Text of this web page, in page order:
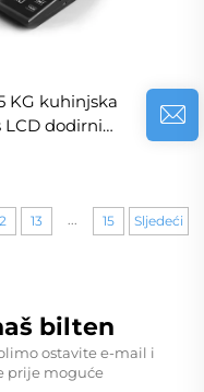
KG kuhinjska
LCD dodirnim
mjerač
13 15 Sljedeći
bilten
ostavite e-mail i
prije moguće